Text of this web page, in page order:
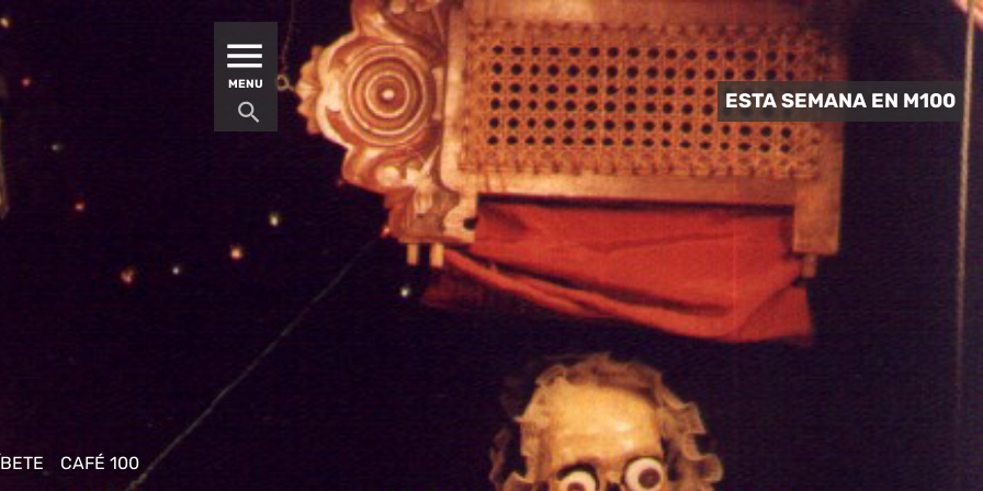
MENU
CAFÉ 100
ESTA SEMANA EN M100